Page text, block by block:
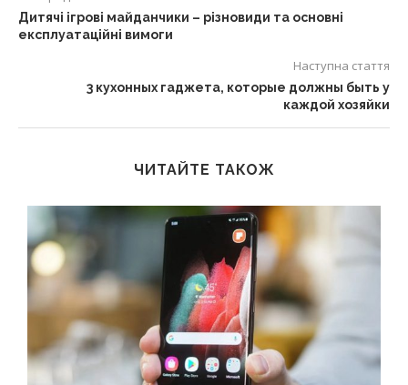
Дитячі ігрові майданчики – різновиди та основні
експлуатаційні вимоги
Наступна стаття
3 кухонных гаджета, которые должны быть у
каждой хозяйки
ЧИТАЙТЕ ТАКОЖ